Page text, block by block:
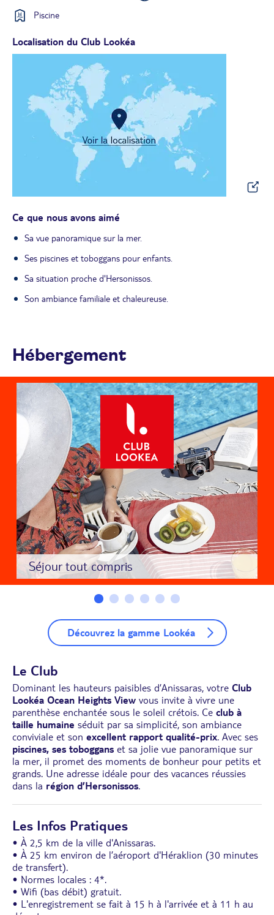
Piscine
Localisation du Club Lookéa
Ce que nous avons aimé
Sa vue panoramique sur la mer.
Ses piscines et toboggans pour enfants.
Sa situation proche d'Hersonissos.
Son ambiance familiale et chaleureuse.
Hébergement
Séjour tout compris
Découvrez la gamme Lookéa
Le Club
Dominant les hauteurs paisibles d’Anissaras, votre Club
Lookéa Ocean Heights View vous invite à vivre une
parenthèse enchantée sous le soleil crétois. Ce club à
taille humaine séduit par sa simplicité, son ambiance
conviviale et son excellent rapport qualité-prix. Avec ses
piscines, ses toboggans et sa jolie vue panoramique sur
la mer, il promet des moments de bonheur pour petits et
grands. Une adresse idéale pour des vacances réussies
dans la région d’Hersonissos.
Les Infos Pratiques
• À 2,5 km de la ville d'Anissaras.
• À 25 km environ de l’aéroport d'Héraklion (30 minutes
de transfert).
• Normes locales : 4*.
• Wifi (bas débit) gratuit.
• L'enregistrement se fait à 15 h à l'arrivée et à 11 h au